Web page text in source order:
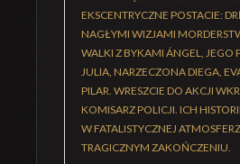
EKSCENTRYCZNE POSTACIE:
NAGŁYMI WIZJAMI
WALKI Z BYKAMI ÁNGEL, JEGO
JULIA, NARZECZONA DIEGA,
PILAR. WRESZCIE DO AKCJI
KOMISARZ POLICJI. ICH
W FATALISTYCZNEJ
TRAGICZNYM ZAKOŃCZENIU.